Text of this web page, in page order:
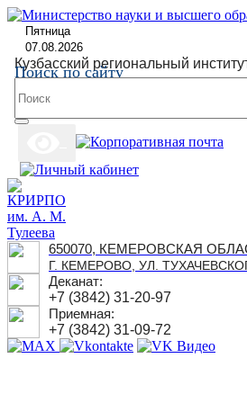
Пятница
07.08.2026
Кузбасский региональный
Поиск по сайту
650070, КЕМЕРОВСКАЯ
Г. КЕМЕРОВО, УЛ.
Деканат:
+7 (3842) 31-20-97
Приемная:
+7 (3842) 31-09-72